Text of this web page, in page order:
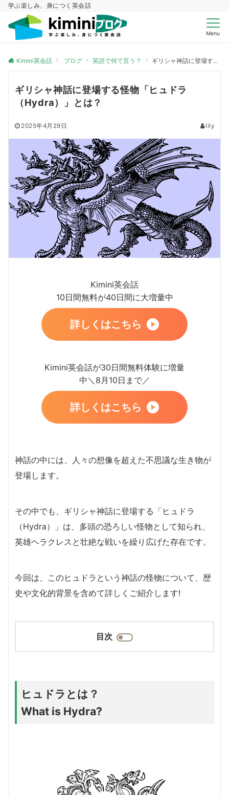
学ぶ楽しみ、身につく英会話
Menu
Kimini英会話 ブログ 英語で何て言う？ ギリシャ神話に登場する怪物「ヒュドラ（Hydra）」とは？
ギリシャ神話に登場する怪物「ヒュドラ
（Hydra）」とは？
2025年4月29日 lily
Kimini英会話
10日間無料が40日間に大増量中
詳しくはこちら
Kimini英会話が30日間無料体験に増量
中＼8月10日まで／
詳しくはこちら
神話の中には、人々の想像を超えた不思議な生き物が
登場します。
その中でも、ギリシャ神話に登場する「ヒュドラ
（Hydra）」は、多頭の恐ろしい怪物として知られ、
英雄ヘラクレスと壮絶な戦いを繰り広げた存在です。
今回は、このヒュドラという神話の怪物について、歴
史や文化的背景を含めて詳しくご紹介します!
目次
ヒュドラとは？
What is Hydra?